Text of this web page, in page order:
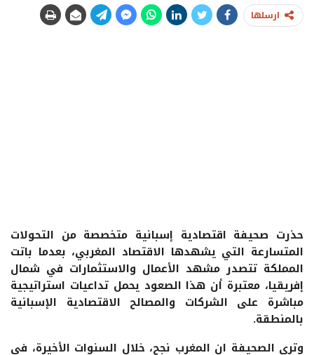
ارسلها
حذرت صحيفة اقتصادية إسبانية متخصصة من التحولات
المتسارعة التي يشهدها الاقتصاد المغربي، بعدما باتت
المملكة تتصدر مشهد الأعمال والاستثمارات في شمال
إفريقيا، معتبرة أن هذا الصعود يحمل تداعيات استراتيجية
مباشرة على الشركات والمصالح الاقتصادية الإسبانية
بالمنطقة.
وترى الصحيفة ان المغرب نجح، خلال السنوات الأخيرة، في